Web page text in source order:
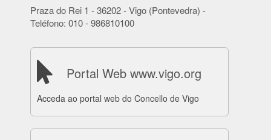
Praza do Rei 1 - 36202 - Vigo (Pontevedra) -
Teléfono: 010 - 986810100
Portal Web www.vigo.org
Acceda ao portal web do Concello de Vigo